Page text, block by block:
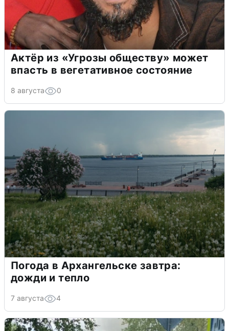
Актёр из «Угрозы обществу» может
впасть в вегетативное состояние
8 августа 0
Погода в Архангельске завтра:
дожди и тепло
7 августа 4